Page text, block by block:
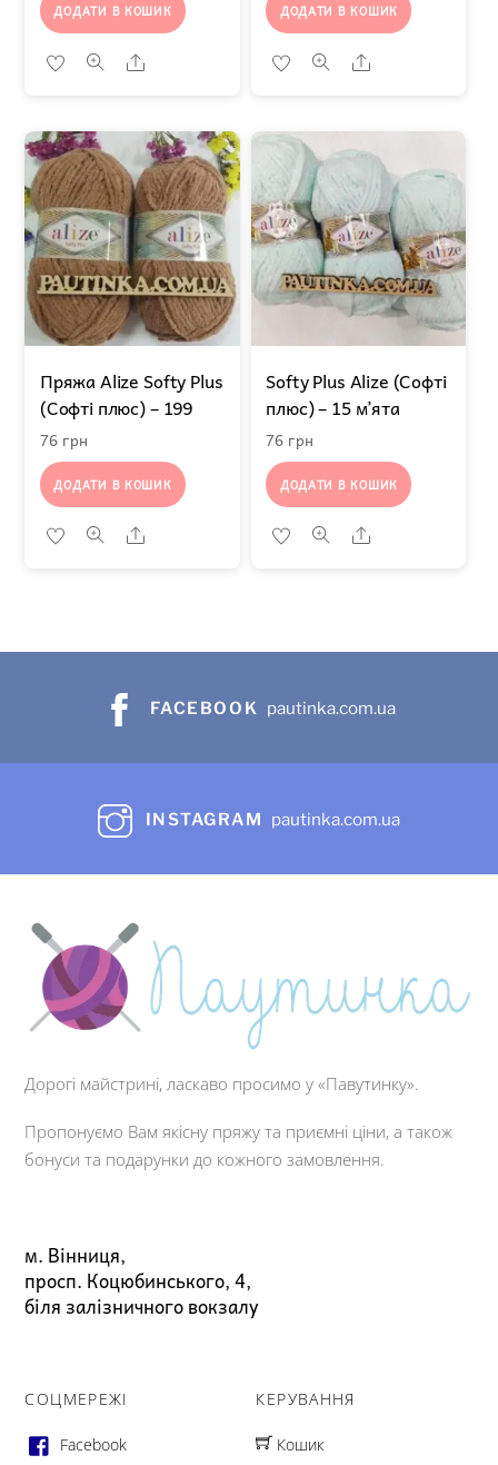
ДОДАТИ В КОШИК
Share
ДОДАТИ В КОШИК
Share
Пряжа Alize Softy Plus
(Софті плюс) – 199
76 грн
ДОДАТИ В КОШИК
Share
Softy Plus Alize (Софті
плюс) – 15 м’ята
76 грн
ДОДАТИ В КОШИК
Share
FACEBOOK pautinka.com.ua
INSTAGRAM pautinka.com.ua
Дорогі майстрині, ласкаво просимо у «Павутинку».
Пропонуємо Вам якісну пряжу та приємні ціни, а також
бонуси та подарунки до кожного замовлення.
м. Вінниця,
просп. Коцюбинського, 4,
біля залізничного вокзалу
СОЦМЕРЕЖІ
Facebook
КЕРУВАННЯ
Кошик